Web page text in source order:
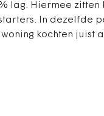
lag. Hiermee
In dezelfde
kochten juist